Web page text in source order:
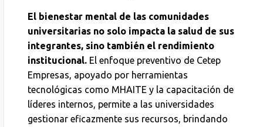
El bienestar mental de las comunidades
universitarias no solo impacta la salud de sus
integrantes, sino también el rendimiento
institucional. El enfoque preventivo de Cetep
Empresas, apoyado por herramientas
tecnológicas como MHAITE y la capacitación de
líderes internos, permite a las universidades
gestionar eficazmente sus recursos, brindando